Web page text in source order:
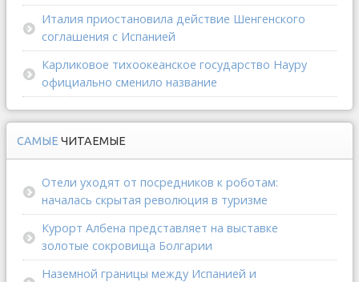
Италия приостановила действие Шенгенского
соглашения с Испанией
Карликовое тихоокеанское государство Науру
официально сменило название
САМЫЕ ЧИТАЕМЫЕ
Отели уходят от посредников к роботам:
началась скрытая революция в туризме
Курорт Албена представляет на выставке
золотые сокровища Болгарии
Наземной границы между Испанией и